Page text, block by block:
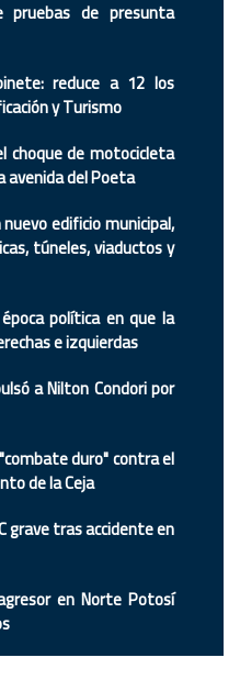
pruebas de presunta
reduce a 12 los
y Turismo
choque de motocicleta
avenida del Poeta
edificio municipal,
túneles, viaductos y
política en que la
e izquierdas
a Nilton Condori por
duro" contra el
de la Ceja
grave tras accidente en
en Norte Potosí